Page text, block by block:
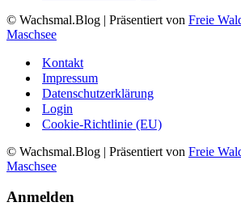
© Wachsmal.Blog | Präsentiert von Freie
Maschsee
Kontakt
Impressum
Datenschutzerklärung
Login
Cookie-Richtlinie (EU)
© Wachsmal.Blog | Präsentiert von Freie
Maschsee
Anmelden